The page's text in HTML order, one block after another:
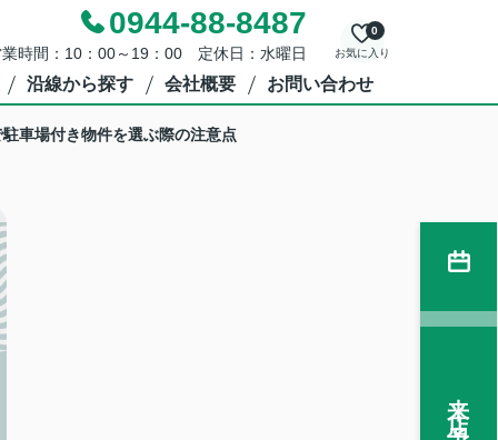
0944-88-8487
時間：10：00～19：00 定休日：水曜日 お気に入り
0
沿線から探す 会社概要 お問い合わせ
車場付き物件を選ぶ際の注意点
来店予約